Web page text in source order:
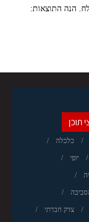
תוכן
כלכלה
יופי
צדק חברתי